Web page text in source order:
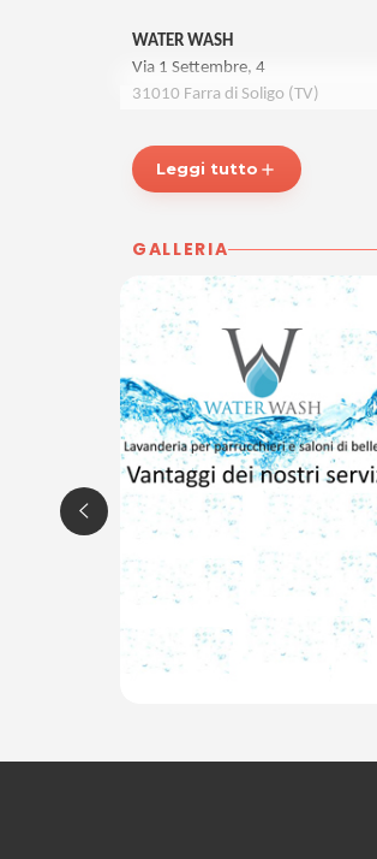
WATER WASH
Via 1 Settembre, 4
31010 Farra di Soligo (TV)
P.IVA 04718280268
Leggi tutto add
GALLERIA